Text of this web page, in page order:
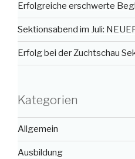
Erfolgreiche erschwerte
Sektionsabend im Juli:
Erfolg bei der Zuchtschau
Kategorien
Allgemein
Ausbildung